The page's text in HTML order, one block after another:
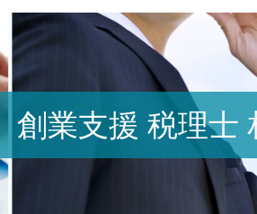
創業支援 税理士